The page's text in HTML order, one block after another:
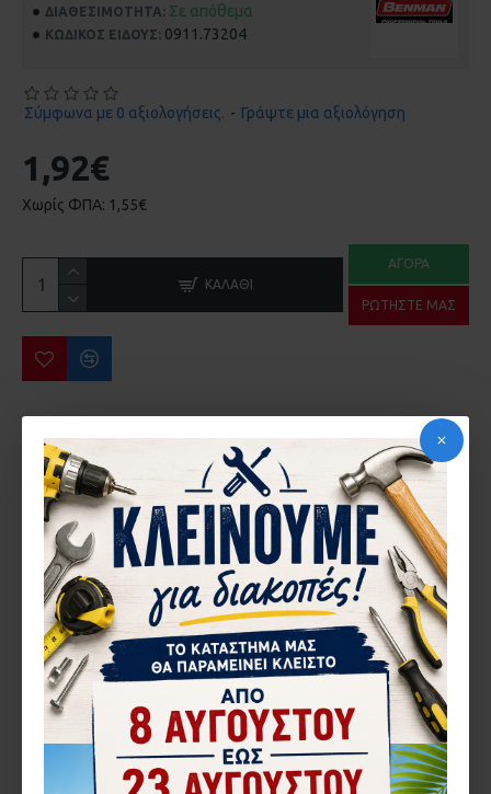
ΔΙΑΘΕΣΙΜΌΤΗΤΑ: Σε απόθεμα
ΚΩΔΙΚΌΣ ΕΊΔΟΥΣ: 0911.73204
Σύμφωνα με 0 αξιολογήσεις. - Γράψτε μια αξιολόγηση
1,92€
Χωρίς ΦΠΑ: 1,55€
ΚΑΛΆΘΙ
ΑΓΟΡΆ
ΡΩΤΉΣΤΕ ΜΑΣ
ΠΕΡΙΣΣΌΤΕΡΑ ΑΠΌ ΤΗΝ ΙΔΙΑ ΜΆΡΚΑ
SHOCKWAVE IMPACT DUTY 1/4 DRIVE DEEP IMPACT SOCKET 8MM MILWAUKEE 4932480257
3,45€ 3,54€
ΠΕΡΙΓΡΑ΄ΦΉ
ΤΑΧΥΣΥΝΔΕΣΜΟΣ 1/2'' - 5/8'' ΔΥΟ ΥΛΙΚΩΝ BENMAN 73204
ΑΞΙΟΛΟΓΉΣΕΙΣ
ΕΤΙΚΈΤΕΣ: BENMAN